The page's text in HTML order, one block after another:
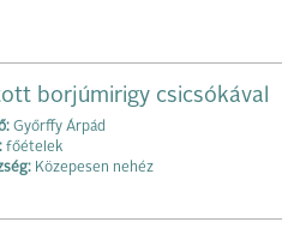
borjúmirigy csicsókával
Győrffy Árpád
főételek
Közepesen nehéz